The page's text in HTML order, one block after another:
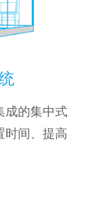
成的集中式
时间、提高